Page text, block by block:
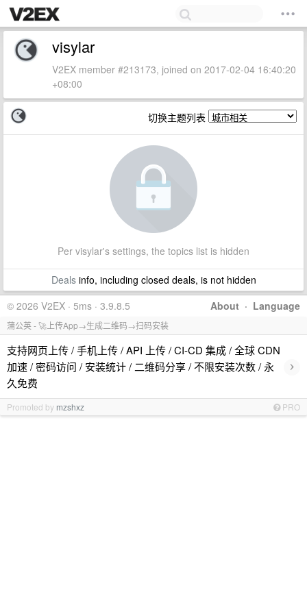
visylar
V2EX member #213173, joined on 2017-02-04 16:40:20
+08:00
切换主题列表
Per visylar's settings, the topics list is hidden
Dealsinfo, including closed deals, is not hidden
About · Language
© 2026 V2EX · 5ms · 3.9.8.5
蒲公英 - 🚀上传App→生成二维码→扫码安装
支持网页上传 / 手机上传 / API 上传 / CI-CD 集成 / 全球 CDN
加速 / 密码访问 / 安装统计 / 二维码分享 / 不限安装次数 / 永
久免费
›
Promoted by mzshxz PRO